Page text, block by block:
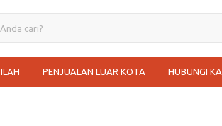
PENJUALAN LUAR KOTA HUBUNGI